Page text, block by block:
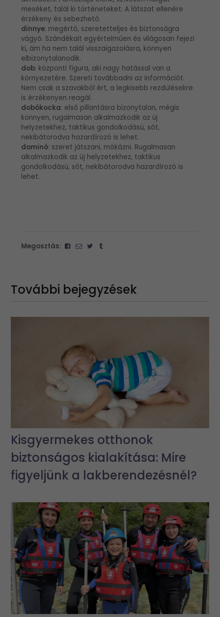
meséket, talál ki történeteket. A látszat ellenére
érzékeny és sebezhető.
dinnye: megértő, szeretetteljes és biztonságra
vágyó. Szándékait egyértelműen és világosan fejezi
ki, ám ha nem talál visszaigazolásra, könnyen
elbizonytalanodik.
dob: központi figura, aki nagy hatással van a
környezetére. Szereti továbbadni az információt.
Nem csak a szavakból ért, a legkisebb rezdülésekre
is érzékenyen reagál.
dobókocka: első pillantásra bizonytalan, mégis
könnyen, rugalmasan alkalmazkodik az új
helyzetekhez, taktikus gondolkodású, sőt,
nekibátorodva hazardírozó is lehet.
dominó: szeret játszani, mókázni. Rugalmasan
alkalmazkodik az új helyzetekhez, taktikus
gondolkodású, sőt, nekibátorodva hazardírozó is
lehet.
Megosztás:
További bejegyzések
Kisgyermekes otthonok
biztonságos kialakítása: Mire
figyeljünk a lakberendezésnél?